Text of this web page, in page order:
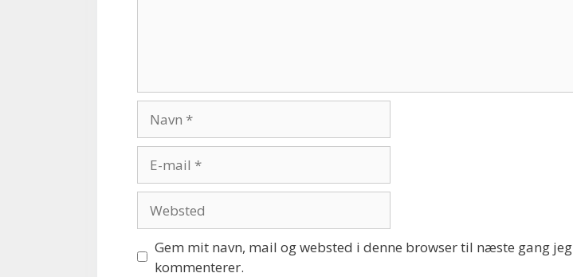
mail
Gem mit navn, mail og websted i denne browser til næste gang jeg
kommenterer.